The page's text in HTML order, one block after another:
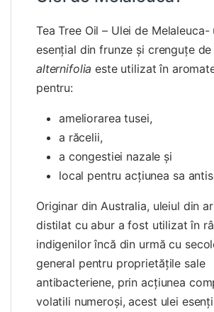
Tea Tree Oil – Ulei de Melaleuca-
esențial din frunze și crenguțe de
alternifolia este utilizat în
pentru:
ameliorarea tusei,
a răcelii,
a congestiei nazale și
local pentru acțiunea sa
Originar din Australia, uleiul din
distilat cu abur a fost utilizat în
indigenilor încă din urmă cu
general pentru proprietățile sale
antibacteriene, prin acțiunea
volatili numeroși, acest ulei